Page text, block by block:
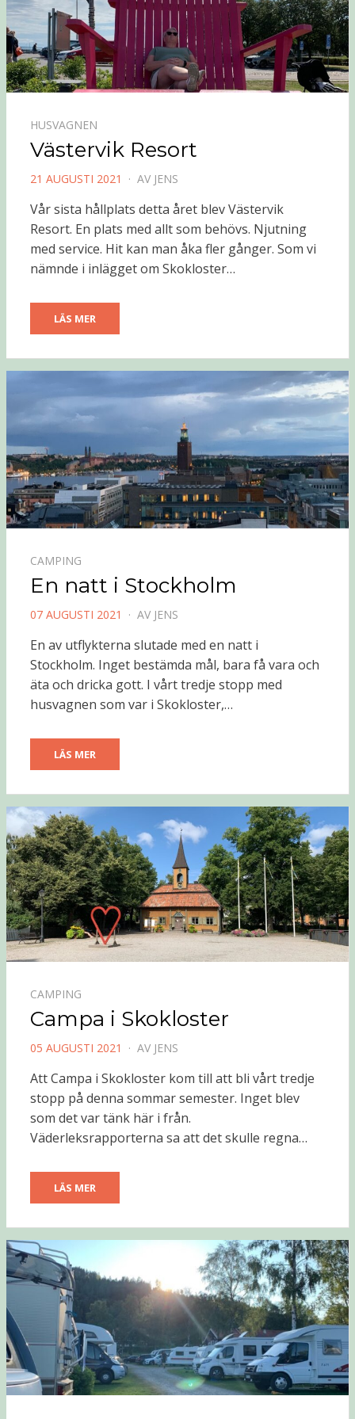
HUSVAGNEN
Västervik Resort
PUBLICERAD
21 AUGUSTI 2021 AV JENS
Vår sista hållplats detta året blev Västervik
Resort. En plats med allt som behövs. Njutning
med service. Hit kan man åka fler gånger. Som vi
nämnde i inlägget om Skokloster…
LÄS MER
CAMPING
En natt i Stockholm
PUBLICERAD
07 AUGUSTI 2021 AV JENS
En av utflykterna slutade med en natt i
Stockholm. Inget bestämda mål, bara få vara och
äta och dricka gott. I vårt tredje stopp med
husvagnen som var i Skokloster,…
LÄS MER
CAMPING
Campa i Skokloster
PUBLICERAD
05 AUGUSTI 2021 AV JENS
Att Campa i Skokloster kom till att bli vårt tredje
stopp på denna sommar semester. Inget blev
som det var tänk här i från.
Väderleksrapporterna sa att det skulle regna…
LÄS MER